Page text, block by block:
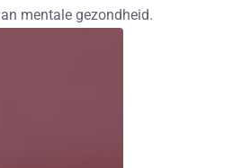
mentale gezondheid.